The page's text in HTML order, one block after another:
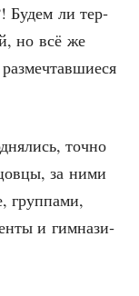
Будем ли тер­
но всё же
точ­но
за ними
груп­па­ми,
и гим­на­зи­